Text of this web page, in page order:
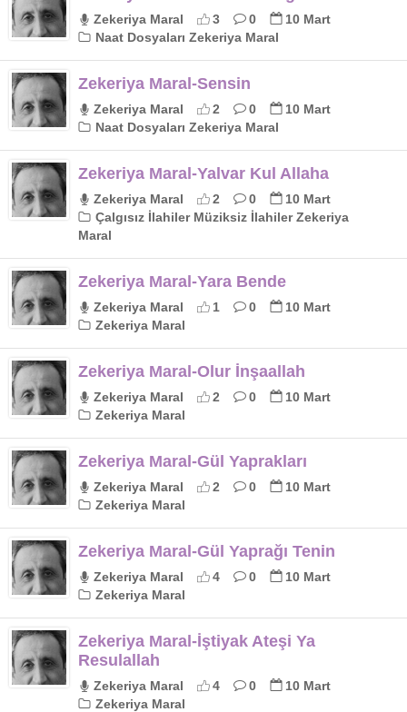
Zekeriya Maral 3 0
10 Mart
Naat Dosyaları Zekeriya Maral
Zekeriya Maral-Sensin
Zekeriya Maral 2 0
10 Mart
Naat Dosyaları Zekeriya Maral
Zekeriya Maral-Yalvar Kul Allaha
Zekeriya Maral 2 0
10 Mart
Çalgısız İlahiler Müziksiz İlahiler Zekeriya
Maral
Zekeriya Maral-Yara Bende
Zekeriya Maral 1 0
10 Mart
Zekeriya Maral
Zekeriya Maral-Olur İnşaallah
Zekeriya Maral 2 0
10 Mart
Zekeriya Maral
Zekeriya Maral-Gül Yaprakları
Zekeriya Maral 2 0
10 Mart
Zekeriya Maral
Zekeriya Maral-Gül Yaprağı Tenin
Zekeriya Maral 4 0
10 Mart
Zekeriya Maral
Zekeriya Maral-İştiyak Ateşi Ya
Resulallah
Zekeriya Maral 4 0
10 Mart
Zekeriya Maral